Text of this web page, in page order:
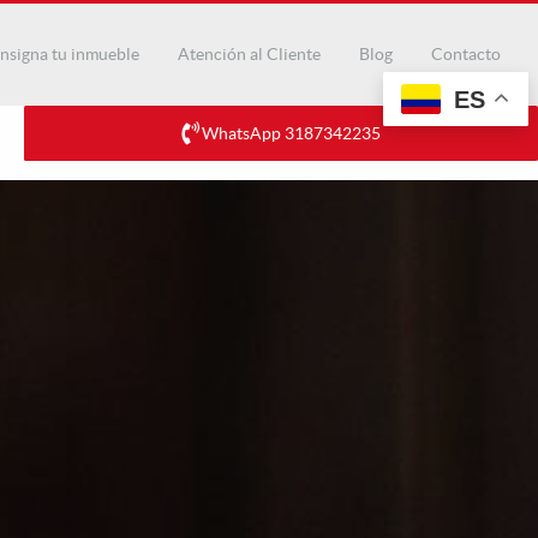
tu inmueble Atención al Cliente Blog Contacto
WhatsApp 3187342235
ES